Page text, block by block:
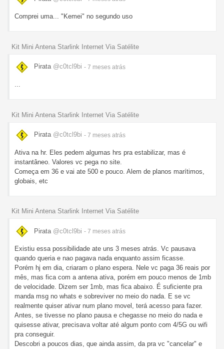
Comprei uma... "Kemei" no segundo uso
Kit Mini Antena Starlink Internet Via Satélite
Pirata @c0tcl9bi - 7 meses atrás
Kit Mini Antena Starlink Internet Via Satélite
Pirata @c0tcl9bi - 7 meses atrás
Ativa na hr. Eles pedem algumas hrs pra estabilizar, mas é
instantâneo. Valores vc pega no site.
Começa em 36 e vai ate 500 e pouco. Alem de planos marítimos,
globais, etc
Kit Mini Antena Starlink Internet Via Satélite
Pirata @c0tcl9bi - 7 meses atrás
Existiu essa possibilidade ate uns 3 meses atrás. Vc pausava
quando queria e nao pagava nada enquanto assim ficasse.
Porém hj em dia, criaram o plano espera. Nele vc paga 36 reais por
mês, mas fica com a antena ativa, porém em pouco menos de 1mb
de velocidade. Dizem ser 1mb, mas fica abaixo. É suficiente pra
manda msg no whats e sobreviver no meio do nada. E se vc
realmente quiser ativar num plano movel, terá acesso para fazer.
Antes, se tivesse no plano pausa e chegasse no meio do nada e
quisesse ativar, precisava voltar até algum ponto com 4/5G ou wifi
pra conseguir.
Descobri a poucos dias, que ainda assim, da pra vc "cancelar" e